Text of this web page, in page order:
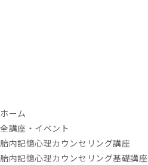
ホーム
全講座・イベント
胎内記憶心理カウンセリング講座
胎内記憶心理カウンセリング基礎講座